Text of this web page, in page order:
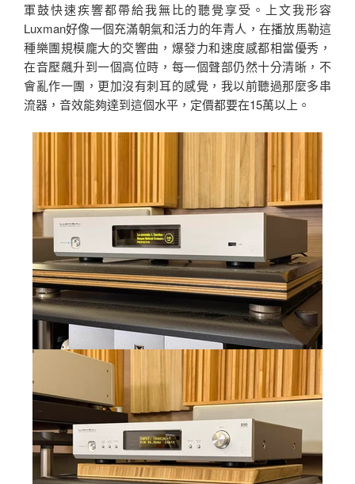
軍鼓快速疾響都帶給我無比的聽覺享受。上文我形容
Luxman好像一個充滿朝氣和活力的年青人，在播放馬勒這
種樂團規模龐大的交響曲，爆發力和速度感都相當優秀，
在音壓飆升到一個高位時，每一個聲部仍然十分清晰，不
會亂作一團，更加沒有刺耳的感覺，我以前聽過那麼多串
流器，音效能夠達到這個水平，定價都要在15萬以上。